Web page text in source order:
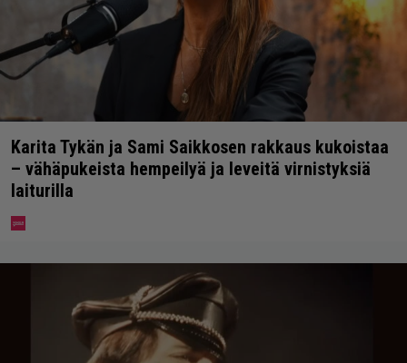
Karita Tykän ja Sami Saikkosen rakkaus kukoistaa
– vähäpukeista hempeilyä ja leveitä virnistyksiä
laiturilla